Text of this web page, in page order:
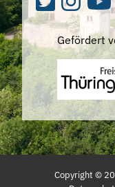
Gefördert
Copyright ©